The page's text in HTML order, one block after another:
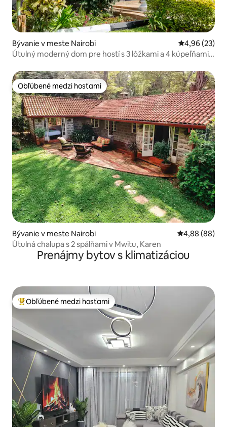
Bývanie v meste Nairobi Priemerné
4,96 (23)
Útulný moderný dom pre hostí s 3 lôžkami a 4 kúpeľňami v
Obľúbené medzi hosťami
Obľúbené medzi hosťami
Bývanie v meste Nairobi Priemerné
4,88 (88)
Útulná chalupa s 2 spálňami v Mwitu, Karen
Prenájmy bytov s klimatizáciou
Najobľúbenejšie medzi hosťami
Obľúbené medzi hosťami